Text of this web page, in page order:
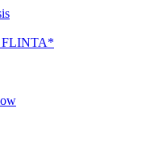
FLINTA*